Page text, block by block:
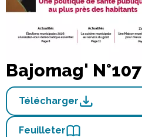
Bajomag' N°107
Télécharger
Feuilleter